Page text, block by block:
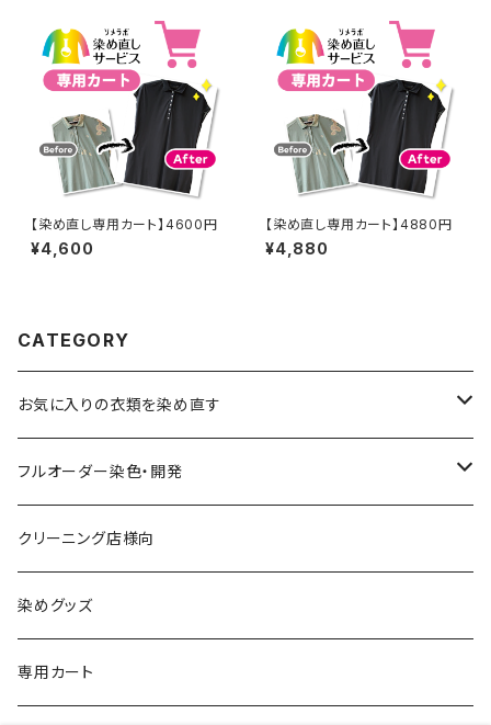
【染め直し専用カート】4600円
¥4,600
【染め直し専用カート】4880円
¥4,880
CATEGORY
お気に入りの衣類を染め直す
綿系 100%
黒染め/Black
紺染め/Navy
綿90%以上+合成繊維
黒染め/Black
紺染め/Navy
綿素材+合成繊維10%以上
黒染め/Black
その他
フルオーダー染色・開発
カラーマッチング
特殊染色
クリーニング店様向
染めグッズ
専用カート